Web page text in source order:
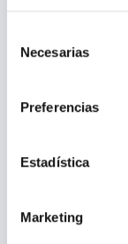
Necesarias
Preferencias
Estadística
Marketing